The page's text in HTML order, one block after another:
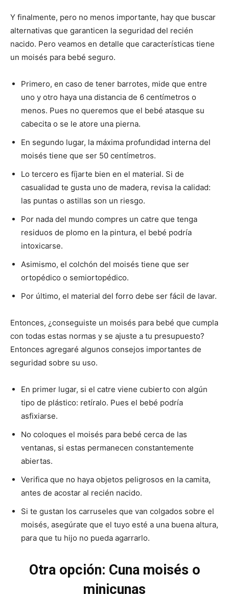
Y finalmente, pero no menos importante, hay que buscar
alternativas que garanticen la seguridad del recién
nacido. Pero veamos en detalle que características tiene
un moisés para bebé seguro.
Primero, en caso de tener barrotes, mide que entre
uno y otro haya una distancia de 6 centímetros o
menos. Pues no queremos que el bebé atasque su
cabecita o se le atore una pierna.
En segundo lugar, la máxima profundidad interna del
moisés tiene que ser 50 centímetros.
Lo tercero es fíjarte bien en el material. Si de
casualidad te gusta uno de madera, revisa la calidad:
las puntas o astillas son un riesgo.
Por nada del mundo compres un catre que tenga
residuos de plomo en la pintura, el bebé podría
intoxicarse.
Asimismo, el colchón del moisés tiene que ser
ortopédico o semiortopédico.
Por último, el material del forro debe ser fácil de lavar.
Entonces, ¿conseguiste un moisés para bebé que cumpla
con todas estas normas y se ajuste a tu presupuesto?
Entonces agregaré algunos consejos importantes de
seguridad sobre su uso.
En primer lugar, si el catre viene cubierto con algún
tipo de plástico: retíralo. Pues el bebé podría
asfixiarse.
No coloques el moisés para bebé cerca de las
ventanas, si estas permanecen constantemente
abiertas.
Verifica que no haya objetos peligrosos en la camita,
antes de acostar al recién nacido.
Si te gustan los carruseles que van colgados sobre el
moisés, asegúrate que el tuyo esté a una buena altura,
para que tu hijo no pueda agarrarlo.
Otra opción: Cuna moisés o
minicunas